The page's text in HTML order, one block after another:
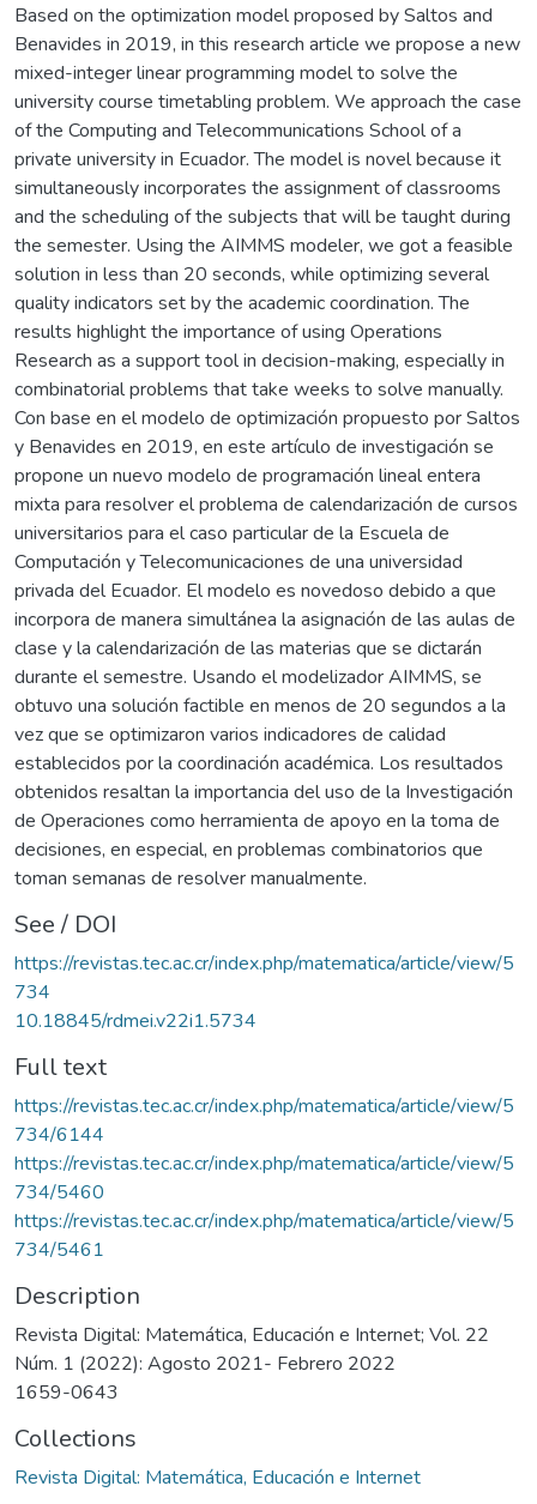
Based on the optimization model proposed by Saltos and
Benavides in 2019, in this research article we propose a new
mixed-integer linear programming model to solve the
university course timetabling problem. We approach the case
of the Computing and Telecommunications School of a
private university in Ecuador. The model is novel because it
simultaneously incorporates the assignment of classrooms
and the scheduling of the subjects that will be taught during
the semester. Using the AIMMS modeler, we got a feasible
solution in less than 20 seconds, while optimizing several
quality indicators set by the academic coordination. The
results highlight the importance of using Operations
Research as a support tool in decision-making, especially in
combinatorial problems that take weeks to solve manually.
Con base en el modelo de optimización propuesto por Saltos
y Benavides en 2019, en este artículo de investigación se
propone un nuevo modelo de programación lineal entera
mixta para resolver el problema de calendarización de cursos
universitarios para el caso particular de la Escuela de
Computación y Telecomunicaciones de una universidad
privada del Ecuador. El modelo es novedoso debido a que
incorpora de manera simultánea la asignación de las aulas de
clase y la calendarización de las materias que se dictarán
durante el semestre. Usando el modelizador AIMMS, se
obtuvo una solución factible en menos de 20 segundos a la
vez que se optimizaron varios indicadores de calidad
establecidos por la coordinación académica. Los resultados
obtenidos resaltan la importancia del uso de la Investigación
de Operaciones como herramienta de apoyo en la toma de
decisiones, en especial, en problemas combinatorios que
toman semanas de resolver manualmente.
See / DOI
https://revistas.tec.ac.cr/index.php/matematica/article/view/5
734
10.18845/rdmei.v22i1.5734
Full text
https://revistas.tec.ac.cr/index.php/matematica/article/view/5
734/6144
https://revistas.tec.ac.cr/index.php/matematica/article/view/5
734/5460
https://revistas.tec.ac.cr/index.php/matematica/article/view/5
734/5461
Description
Revista Digital: Matemática, Educación e Internet; Vol. 22
Núm. 1 (2022): Agosto 2021- Febrero 2022
1659-0643
Collections
Revista Digital: Matemática, Educación e Internet